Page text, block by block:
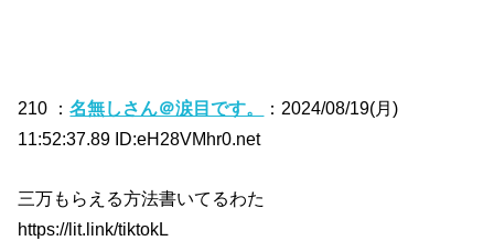
210 ：名無しさん＠涙目です。
：2024/08/19(月)
11:52:37.89 ID:eH28VMhr0.net
三万もらえる方法書いてるわた
https://lit.link/tiktokL